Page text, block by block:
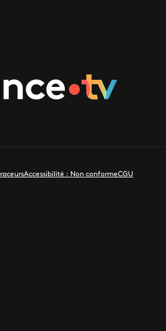
Accessibilité : Non conformeCGU